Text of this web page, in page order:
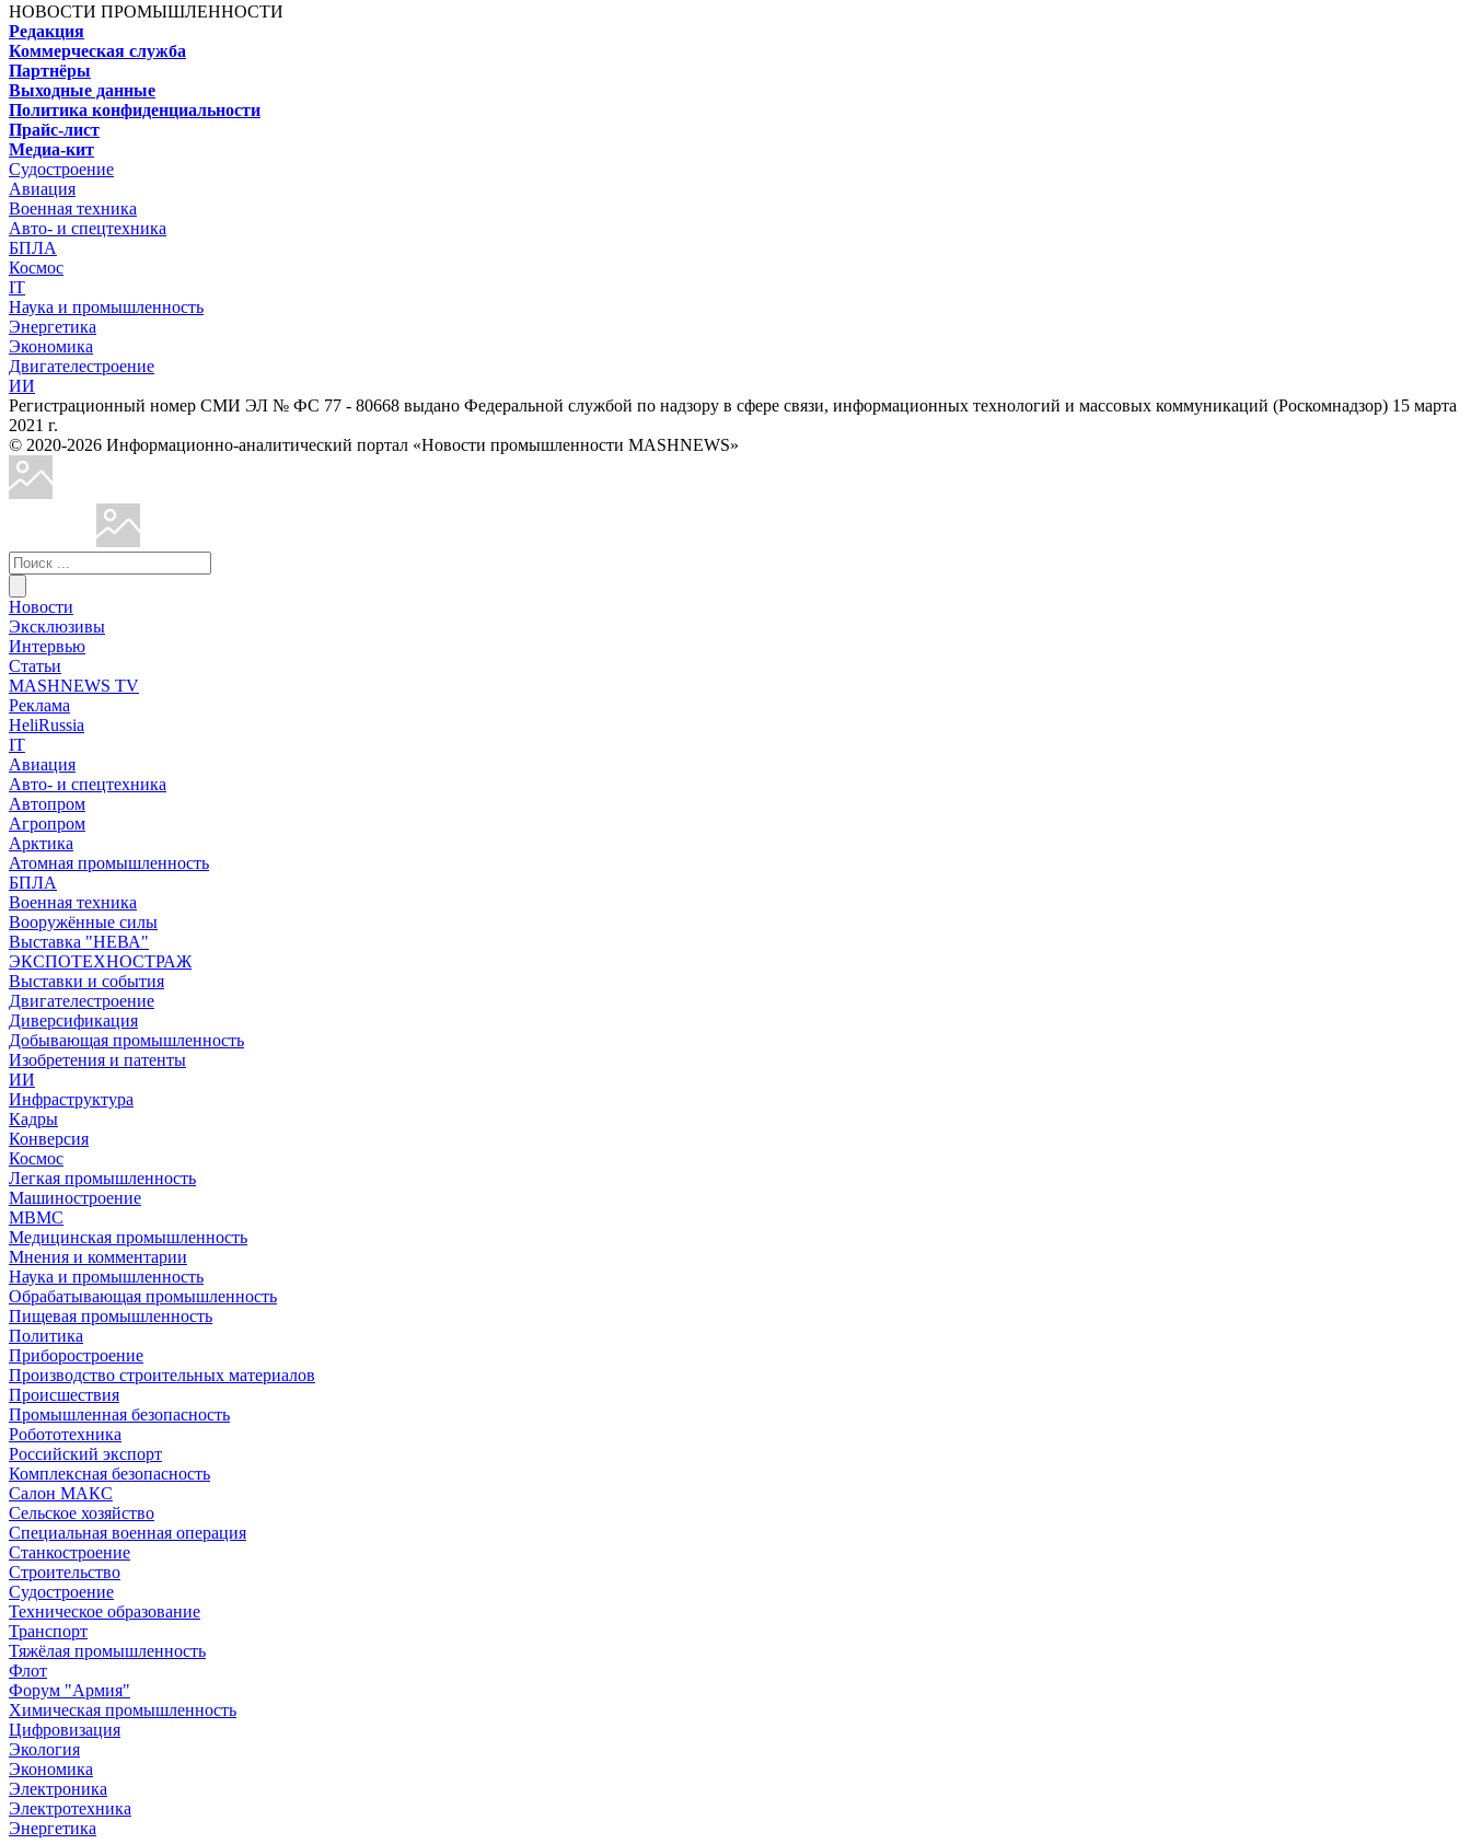
НОВОСТИ ПРОМЫШЛЕННОСТИ
Редакция
Коммерческая служба
Партнёры
Выходные данные
Политика конфиденциальности
Прайс-лист
Медиа-кит
Судостроение
Авиация
Военная техника
Авто- и спецтехника
БПЛА
Космос
IT
Наука и промышленность
Энергетика
Экономика
Двигателестроение
ИИ
Регистрационный номер СМИ ЭЛ № ФС 77 - 80668 выдано Федеральной службой по надзору в сфере связи, информационных технологий и массовых коммуникаций (Роскомнадзор) 15 марта
2021 г.
© 2020-2026 Информационно-аналитический портал «Новости промышленности MASHNEWS»
Новости
Эксклюзивы
Интервью
Статьи
MASHNEWS TV
Реклама
HeliRussia
IT
Авиация
Авто- и спецтехника
Автопром
Агропром
Арктика
Атомная промышленность
БПЛА
Военная техника
Вооружённые силы
Выставка "НЕВА"
ЭКСПОТЕХНОСТРАЖ
Выставки и события
Двигателестроение
Диверсификация
Добывающая промышленность
Изобретения и патенты
ИИ
Инфраструктура
Кадры
Конверсия
Космос
Легкая промышленность
Машиностроение
МВМС
Медицинская промышленность
Мнения и комментарии
Наука и промышленность
Обрабатывающая промышленность
Пищевая промышленность
Политика
Приборостроение
Производство строительных материалов
Происшествия
Промышленная безопасность
Робототехника
Российский экспорт
Комплексная безопасность
Салон МАКС
Сельское хозяйство
Специальная военная операция
Станкостроение
Строительство
Судостроение
Техническое образование
Транспорт
Тяжёлая промышленность
Флот
Форум "Армия"
Химическая промышленность
Цифровизация
Экология
Экономика
Электроника
Электротехника
Энергетика